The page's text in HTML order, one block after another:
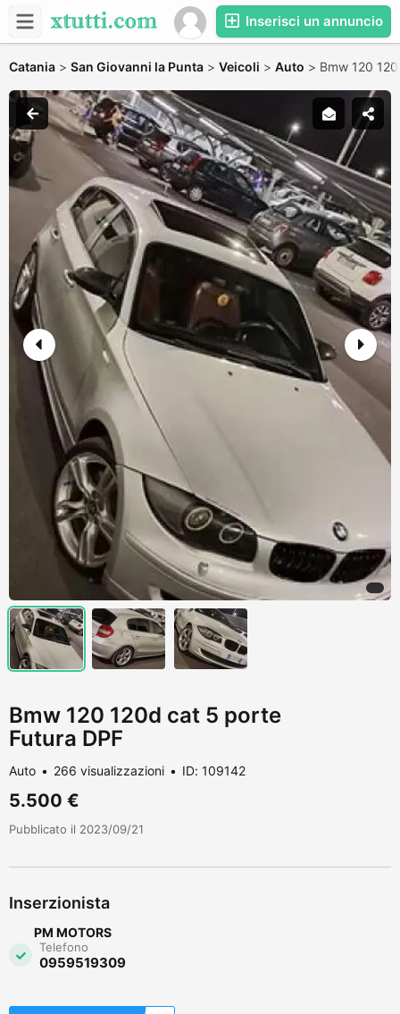
Inserisci un annuncio
Catania > San Giovanni la Punta > Veicoli > Auto > Bmw 120
Bmw 120 120d cat 5 porte
Futura DPF
Auto 266 visualizzazioni ID: 109142
5.500 €
Pubblicato il 2023/09/21
Inserzionista
PM MOTORS
Telefono
0959519309